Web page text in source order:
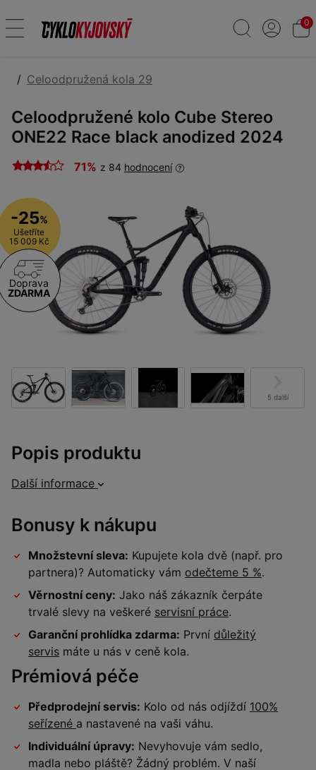
0
Celoodpružená kola 29
Celoodpružené kolo Cube Stereo
ONE22 Race black anodized 2024
71% z 84 hodnocení
-25%
Ušetříte
15 009 Kč
Doprava
ZDARMA
5 další
Popis produktu
Další informace
Bonusy k nákupu
Množstevní sleva: Kupujete kola dvě (např. pro
partnera)? Automaticky vám odečteme 5 %.
Věrnostní ceny: Jako náš zákazník čerpáte
trvalé slevy na veškeré servisní práce.
Garanční prohlídka zdarma: První důležitý
servis máte u nás v ceně kola.
Prémiová péče
Předprodejní servis: Kolo od nás odjíždí 100%
seřízené a nastavené na vaši váhu.
Individuální úpravy: Nevyhovuje vám sedlo,
madla nebo pláště? Žádný problém. V naší